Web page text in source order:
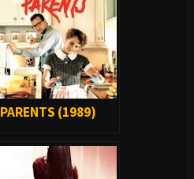
PARENTS (1989)